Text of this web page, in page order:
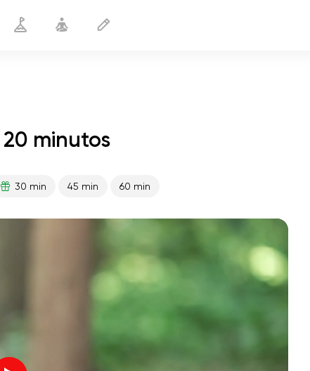
minutos
30 min 45 min 60 min